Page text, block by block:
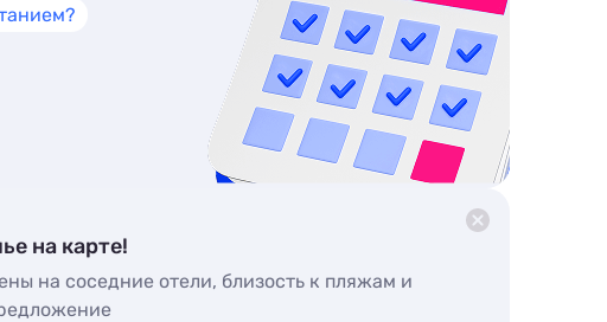
на карте!
на соседние отели, близость к пляжам и